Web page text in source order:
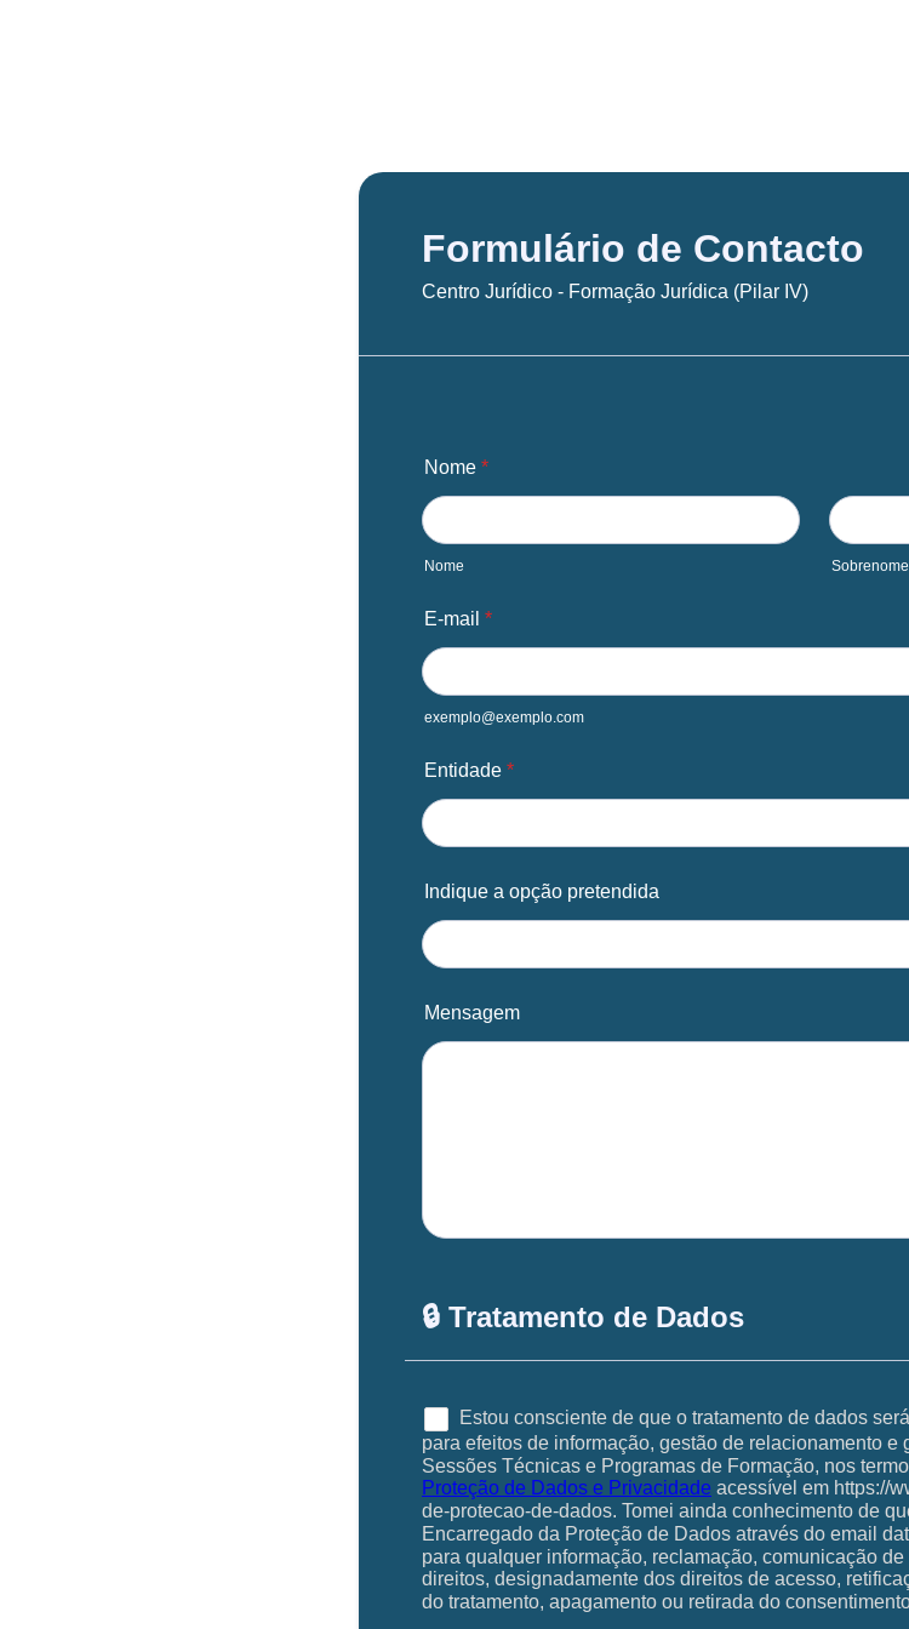
Formulário de Contacto
Centro Jurídico - Formação Jurídica (Pilar IV)
Nome *
Nome Sobrenome
E-mail *
exemplo@exemplo.com
Entidade *
Indique a opção pretendida
Mensagem
🔒 Tratamento de Dados